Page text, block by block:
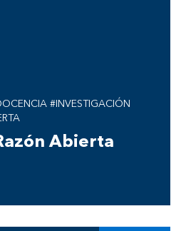
#INVESTIGACIÓN
Abierta